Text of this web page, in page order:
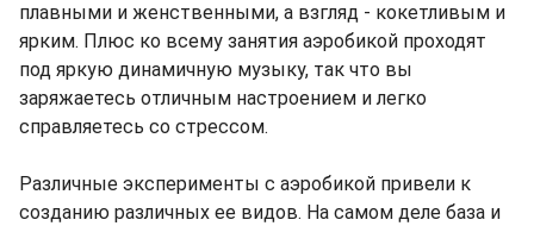
плавными и женственными, а взгляд - кокетливым и
ярким. Плюс ко всему занятия аэробикой проходят
под яркую динамичную музыку, так что вы
заряжаетесь отличным настроением и легко
справляетесь со стрессом.
Различные эксперименты с аэробикой привели к
созданию различных ее видов. На самом деле база и